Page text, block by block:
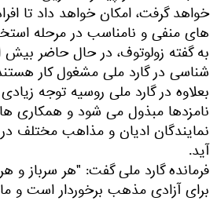
خواهد گرفت، امکان خواهد داد تا
های منفی و نامناسب در مرحله
شناسی در گارد ملی مشغول کار
بعلاوه در گارد ملی روسیه توجه
نامزدها مبذول می شود و همکاری
نمایندگان ادیان و مذاهب مختلف
آید.
فرمانده گارد ملی گفت: "هر سرباز و
برای آزادی مذهب برخوردار است و ما